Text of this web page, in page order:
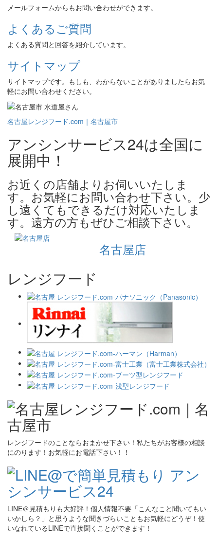
メールフォームからもお問い合わせができます。
よくあるご質問
よくある質問と回答を紹介しています。
サイトマップ
サイトマップです。もしも、わからないことがありましたらお気
軽にお問い合わせください。
名古屋レンジフード.com｜名古屋市
アンシンサービス24は全国に
展開中！
お近くの店舗よりお伺いいたしま
す。お気軽にお問い合わせ下さい。少
し遠くてもできるだけ対応いたしま
す。遠方の方もぜひご相談下さい。
名古屋店
レンジフード
レンジフードのことならおまかせ下さい！私たちがお客様の相談
にのります！お気軽にお電話下さい！！
LINE＠見積もりも大好評！個人情報不要「こんなこと聞いてもい
いかしら？」と思うような聞きづらいこともお気軽にどうぞ！使
いなれているLINEで直接聞くことができます！